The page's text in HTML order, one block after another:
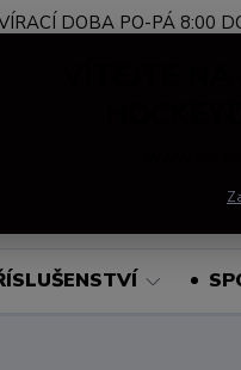
DOBA PO-PÁ 8:00